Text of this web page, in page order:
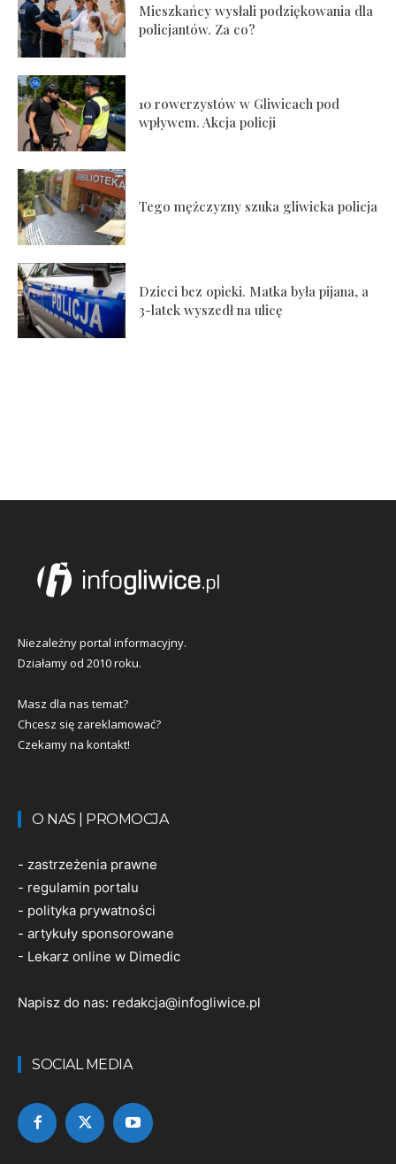
Mieszkańcy wysłali podziękowania dla
policjantów. Za co?
10 rowerzystów w Gliwicach pod
wpływem. Akcja policji
Tego mężczyzny szuka gliwicka policja
Dzieci bez opieki. Matka była pijana, a
3-latek wyszedł na ulicę
Niezależny portal informacyjny.
Działamy od 2010 roku.
Masz dla nas temat?
Chcesz się zareklamować?
Czekamy na kontakt!
O NAS | PROMOCJA
- zastrzeżenia prawne
- regulamin portalu
- polityka prywatności
- artykuły sponsorowane
- Lekarz online w Dimedic
Napisz do nas: redakcja@infogliwice.pl
SOCIAL MEDIA